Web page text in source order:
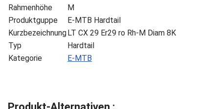
Rahmenhöhe
M
Produktguppe
E-MTB Hardtail
KurzbezeichnungLT CX 29 Er29 ro Rh-M Diam 8K
Typ
Hardtail
Kategorie
E-MTB